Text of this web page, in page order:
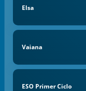
Elsa
Vaiana
ESO Primer Ciclo